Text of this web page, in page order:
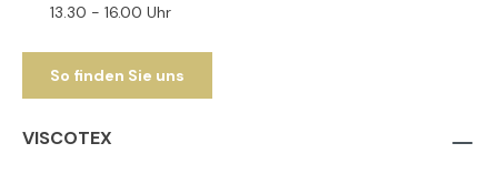
13.30 - 16.00 Uhr
So finden Sie uns
VISCOTEX